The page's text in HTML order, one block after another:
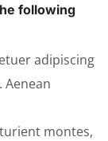
following
adipiscing
Aenean
montes,